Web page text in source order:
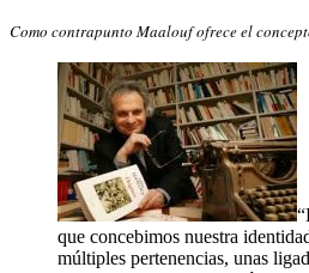
Como contrapunto Maalouf ofrece el
que concebimos nuestra
múltiples pertenencias, unas